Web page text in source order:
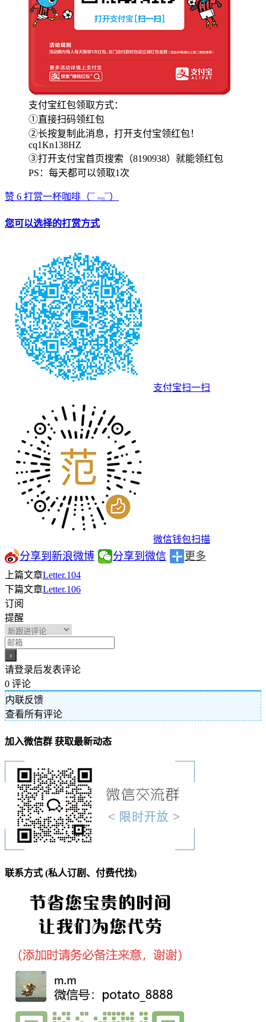
支付宝红包领取方式：
①直接扫码领红包
②长按复制此消息，打开支付宝领红包！
cq1Kn138HZ
③打开支付宝首页搜索（8190938）就能领红包
PS：每天都可以领取1次
赞 6 打赏一杯咖啡 （¯﹃¯）
您可以选择的打赏方式
支付宝扫一扫
微信钱包扫描
分享到新浪微博 分享到微信 更多
上篇文章Letter.104
下篇文章Letter.106
订阅
提醒
请登录后发表评论
0 评论
内联反馈
查看所有评论
加入微信群 获取最新动态
联系方式 (私人订剧、付费代找)